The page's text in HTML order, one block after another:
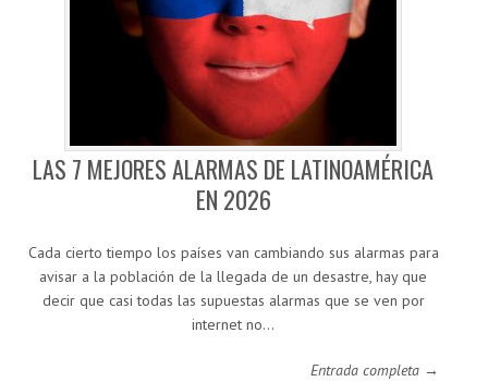
LAS 7 MEJORES ALARMAS DE LATINOAMÉRICA
EN 2026
Cada cierto tiempo los países van cambiando sus alarmas para
avisar a la población de la llegada de un desastre, hay que
decir que casi todas las supuestas alarmas que se ven por
internet no…
Entrada completa →